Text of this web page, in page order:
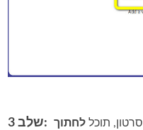
שלב 3: תוכל לחתוך